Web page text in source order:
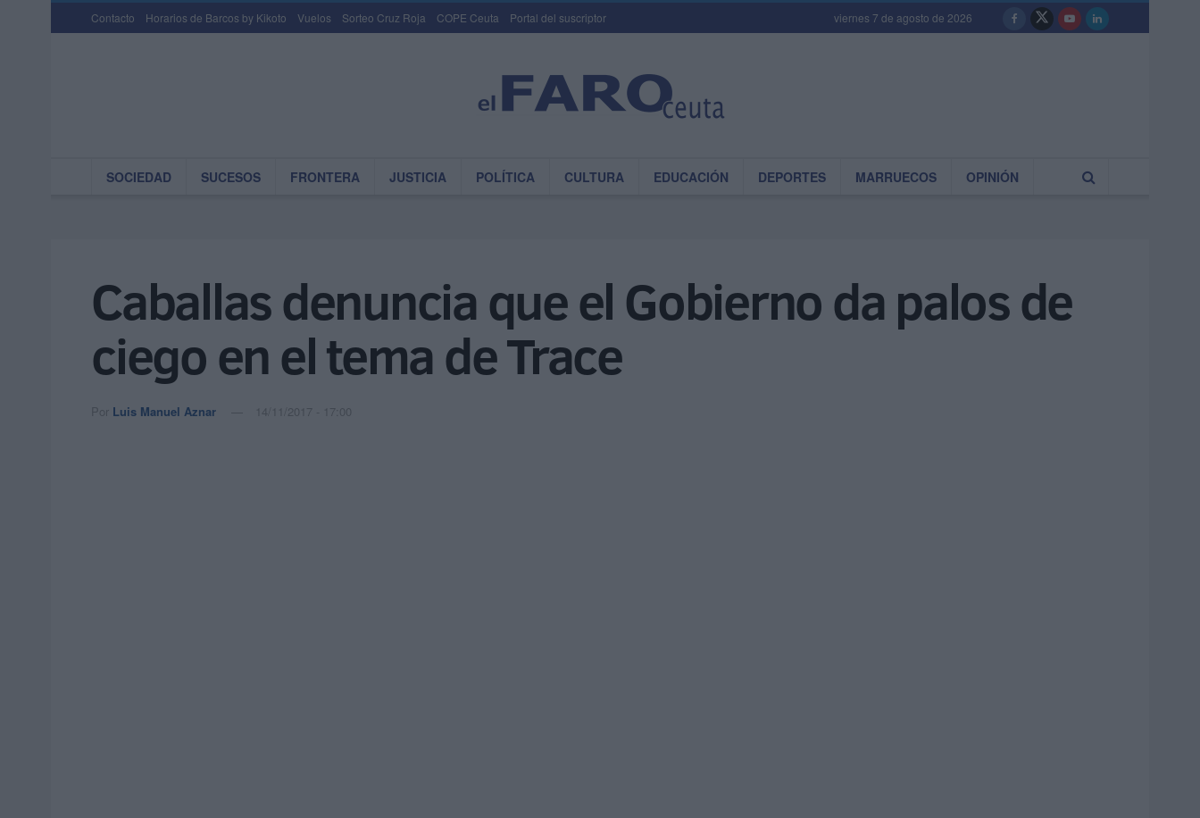
Contacto Horarios de Barcos by Kikoto Vuelos Sorteo Cruz Roja COPE Ceuta Portal del suscriptor viernes 7 de agosto de 2026
SOCIEDAD SUCESOS FRONTERA JUSTICIA POLÍTICA CULTURA EDUCACIÓN DEPORTES MARRUECOS OPINIÓN
Caballas denuncia que el Gobierno da palos de
ciego en el tema de Trace
Por Luis Manuel Aznar 14/11/2017 - 17:00